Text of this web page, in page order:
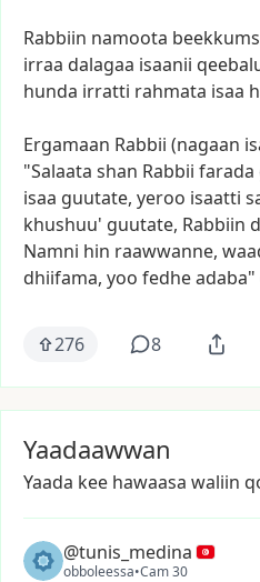
Rabbiin namoota
irraa dalagaa isaanii
hunda irratti rahmata isaa
Ergamaan Rabbii (nagaan
"Salaata shan Rabbii farada
isaa guutate, yeroo isaatti
khushuu' guutate, Rabbiin
Namni hin raawwanne,
dhiifama, yoo fedheadaba"
276 8
Yaadaawwan
Yaada kee hawaasa waliin
@tunis_medina
obboleessa•Cam 30